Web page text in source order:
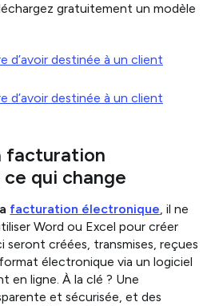
gratuitement un modèle
d’avoir destinée à un client
d’avoir destinée à un client
facturation
qui change
facturation électronique, il ne
Word ou Excel pour créer
seront créées, transmises, reçues
électronique via un logiciel
en ligne. À la clé ? Une
et sécurisée, et des